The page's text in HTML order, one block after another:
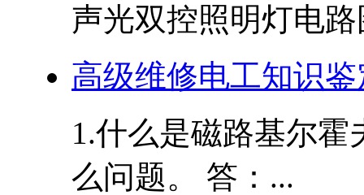
声光双控照明灯电路
高级维修电工知识
1.什么是磁路基尔
么问题。 答：...